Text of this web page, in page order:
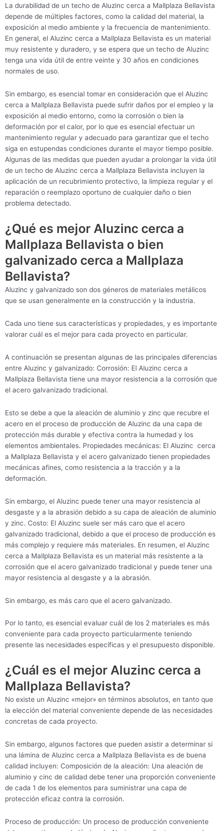
La durabilidad de un techo de Aluzinc cerca a Mallplaza Bellavista
depende de múltiples factores, como la calidad del material, la
exposición al medio ambiente y la frecuencia de mantenimiento.
En general, el Aluzinc cerca a Mallplaza Bellavista es un material
muy resistente y duradero, y se espera que un techo de Aluzinc
tenga una vida útil de entre veinte y 30 años en condiciones
normales de uso.
Sin embargo, es esencial tomar en consideración que el Aluzinc
cerca a Mallplaza Bellavista puede sufrir daños por el empleo y la
exposición al medio entorno, como la corrosión o bien la
deformación por el calor, por lo que es esencial efectuar un
mantenimiento regular y adecuado para garantizar que el techo
siga en estupendas condiciones durante el mayor tiempo posible.
Algunas de las medidas que pueden ayudar a prolongar la vida útil
de un techo de Aluzinc cerca a Mallplaza Bellavista incluyen la
aplicación de un recubrimiento protectivo, la limpieza regular y el
reparación o reemplazo oportuno de cualquier daño o bien
problema detectado.
¿Qué es mejor Aluzinc cerca a
Mallplaza Bellavista o bien
galvanizado cerca a Mallplaza
Bellavista?
Aluzinc y galvanizado son dos géneros de materiales metálicos
que se usan generalmente en la construcción y la industria.
Cada uno tiene sus características y propiedades, y es importante
valorar cuál es el mejor para cada proyecto en particular.
A continuación se presentan algunas de las principales diferencias
entre Aluzinc y galvanizado: Corrosión: El Aluzinc cerca a
Mallplaza Bellavista tiene una mayor resistencia a la corrosión que
el acero galvanizado tradicional.
Esto se debe a que la aleación de aluminio y zinc que recubre el
acero en el proceso de producción de Aluzinc da una capa de
protección más durable y efectiva contra la humedad y los
elementos ambientales. Propiedades mecánicas: El Aluzinc cerca
a Mallplaza Bellavista y el acero galvanizado tienen propiedades
mecánicas afines, como resistencia a la tracción y a la
deformación.
Sin embargo, el Aluzinc puede tener una mayor resistencia al
desgaste y a la abrasión debido a su capa de aleación de aluminio
y zinc. Costo: El Aluzinc suele ser más caro que el acero
galvanizado tradicional, debido a que el proceso de producción es
más complejo y requiere más materiales. En resumen, el Aluzinc
cerca a Mallplaza Bellavista es un material más resistente a la
corrosión que el acero galvanizado tradicional y puede tener una
mayor resistencia al desgaste y a la abrasión.
Sin embargo, es más caro que el acero galvanizado.
Por lo tanto, es esencial evaluar cuál de los 2 materiales es más
conveniente para cada proyecto particularmente teniendo
presente las necesidades específicas y el presupuesto disponible.
¿Cuál es el mejor Aluzinc cerca a
Mallplaza Bellavista?
No existe un Aluzinc «mejor» en términos absolutos, en tanto que
la elección del material conveniente depende de las necesidades
concretas de cada proyecto.
Sin embargo, algunos factores que pueden asistir a determinar si
una lámina de Aluzinc cerca a Mallplaza Bellavista es de buena
calidad incluyen: Composición de la aleación: Una aleación de
aluminio y cinc de calidad debe tener una proporción conveniente
de cada 1 de los elementos para suministrar una capa de
protección eficaz contra la corrosión.
Proceso de producción: Un proceso de producción conveniente